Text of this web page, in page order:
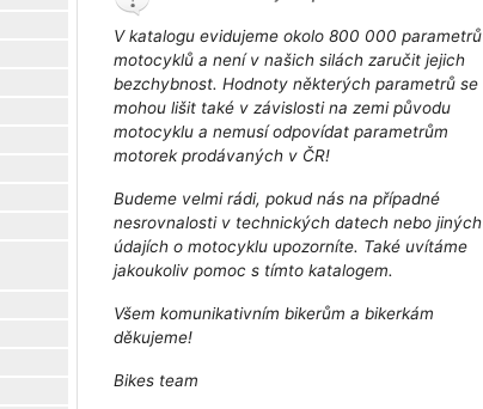
V katalogu evidujeme okolo 800 000 parametrů
motocyklů a není v našich silách zaručit jejich
bezchybnost. Hodnoty některých parametrů se
mohou lišit také v závislosti na zemi původu
motocyklu a nemusí odpovídat parametrům
motorek prodávaných v ČR!
Budeme velmi rádi, pokud nás na případné
nesrovnalosti v technických datech nebo jiných
údajích o motocyklu upozorníte. Také uvítáme
jakoukoliv pomoc s tímto katalogem.
Všem komunikativním bikerům a bikerkám
děkujeme!
Bikes team